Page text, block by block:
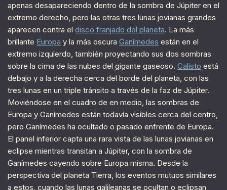
apenas desapareciendo dentro de la sombra de Júpiter en el
extremo derecho, pero las otras tres lunas jovianas grandes
aparecen contra el disco franjado del planeta. La más
brillante Europa y la más oscura Ganímedes están en el
extremo izquierdo, también proyectando sus dos sombras
sobre la cima de las nubes del gigante gaseoso. Calisto está
debajo y a la derecha cerca del borde del planeta, con las
tres lunas en un triple tránsito a través de la faz de Júpiter.
Moviéndose en el cuadro de en medio, las sombras de
Europa y Ganímedes están todavía visibles cerca del centro,
pero Ganímedes ha ocultado o pasado enfrente de Europa.
El panel inferior capta una rara vista de las lunas jovianas en
eclipse mientras transitan a Júpiter, con la sombra de
Ganímedes cayendo sobre Europa misma. Desde la
perspectiva del planeta Tierra, los eventos mutuos similares
a estos, cuando las lunas galileanas se ocultan o eclipsan